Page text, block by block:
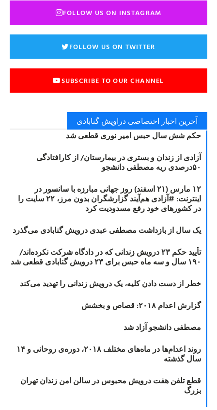
FOLLOW US ON INSTAGRAM
FOLLOW US ON TWITTER
SUBSCRIBE TO OUR CHANNEL
آخرین اخبار اختصاصی دراویش گنابادی
حکم شش سال حبس امیر نوری قطعی شد
آزادی از زندان و بستری در بیمارستان/ از کارافتادگی
۵۰درصدی ریه مصطفی دانشجو
۱۲ مارس (۲۱ اسفند) روز جهانی مبارزه با سانسور در
اینترنت: #آزادی هم‌آیند گزارشگران‌ بدون مرز، ۲۲ سایت را
در کشورهای خود رفع مسدودیت کرد
یک سال از بازداشت مصطفی عبدی درویش گنابادی می‌گذرد
تأیید حکم ۲۳ درویش زندانی که در دادگاه شرکت نکرده‌اند/
۱۹۰ سال و سه ماه حبس برای ۲۳ درویش گنابادی قطعی شد
خطر از دست دادن کلیه، یک درویش زندانی را تهدید می‌کند
گزارش اعدام ۲۰۱۸: قصاص و بخشش
مصطفی دانشجو آزاد شد
روند اعدام‌ها در ماه‌های مختلف ۲۰۱۸، دوره‌ی روحانی و ۱۴
سال گذشته
قطع تلفن هفت درویش محبوس در سالن امن زندان تهران
بزرگ